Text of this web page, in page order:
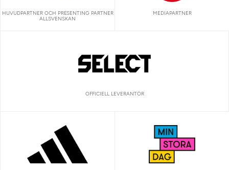
HUVUDPARTNER OCH PRESENTING PARTNER
ALLSVENSKAN
MEDIAPARTNER
OFFICIELL LEVERANTÖR